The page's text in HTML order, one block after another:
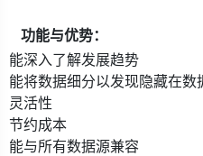
功能与优势：
能深入了解发展趋势
能将数据细分以发现隐藏在数
灵活性
节约成本
能与所有数据源兼容